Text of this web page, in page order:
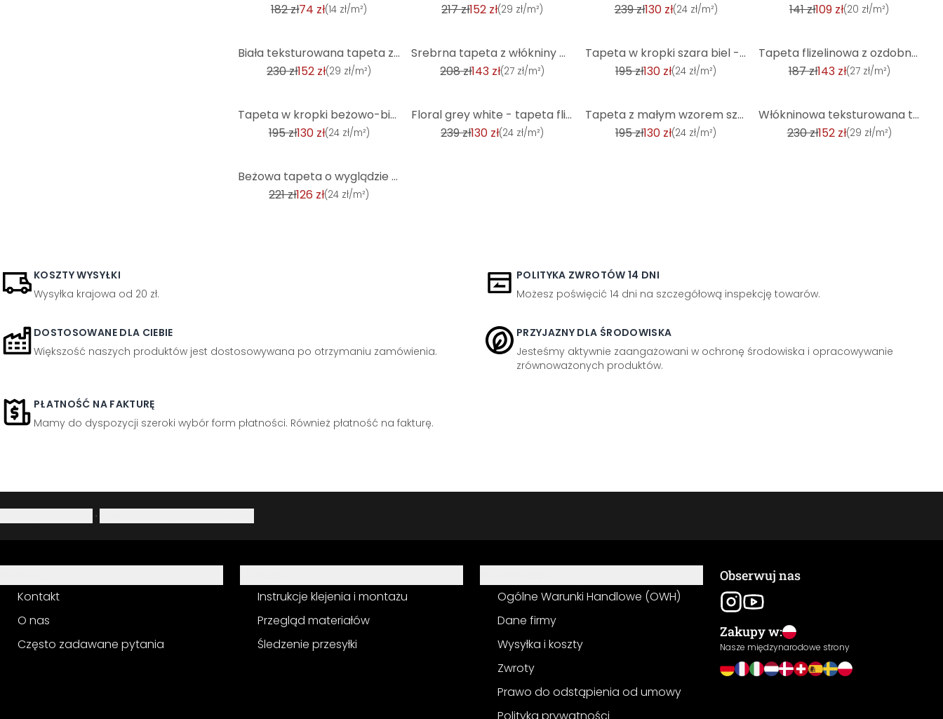
182 zł74 zł(14 zł/m²)
217 zł152 zł(29 zł/m²)
239 zł130 zł(24 zł/m²)
141 zł109 zł(20 zł/m²)
Biała teksturowana tapeta z włókniny o wyglądzie tynku do salonu i sypialni
230 zł152 zł(29 zł/m²)
Srebrna tapeta z włókniny w stylu industrialnym - tapeta vintage szara
208 zł143 zł(27 zł/m²)
Tapeta w kropki szara biel - włókninowa tapeta country house A.S. Création - matowa, jasna faktura
195 zł130 zł(24 zł/m²)
Tapeta flizelinowa z ozdobnym szarym ornamentem o wyglądzie betonu
187 zł143 zł(27 zł/m²)
Tapeta w kropki beżowo-biała - włókninowa tapeta country house A.S. Création - matowa, jasna faktura
195 zł130 zł(24 zł/m²)
Floral grey white - tapeta flizelinowa Country House A.S. Création - matowa i z lekką fakturą
239 zł130 zł(24 zł/m²)
Tapeta z małym wzorem szara biel - tapeta flizelinowa dom wiejski A.S. Création - matowa, jasna fakt
195 zł130 zł(24 zł/m²)
Włókninowa teksturowana tapeta odklejana i przyklejana szary beton tapeta industrialna vintage
230 zł152 zł(29 zł/m²)
Beżowa tapeta o wyglądzie drewna - nowoczesna drewniana tapeta z włókniny do salonu
221 zł126 zł(24 zł/m²)
KOSZTY WYSYŁKI
Wysyłka krajowa od 20 zł.
POLITYKA ZWROTÓW 14 DNI
Możesz poświęcić 14 dni na szczegółową inspekcję towarów.
DOSTOSOWANE DLA CIEBIE
Większość naszych produktów jest dostosowywana po otrzymaniu zamówienia.
PRZYJAZNY DLA ŚRODOWISKA
Jesteśmy aktywnie zaangażowani w ochronę środowiska i opracowywanie
zrównoważonych produktów.
PŁATNOŚĆ NA FAKTURĘ
Mamy do dyspozycji szeroki wybór form płatności. Również płatność na fakturę.
·
Kontakt
O nas
Często zadawane pytania
Instrukcje klejenia i montażu
Przegląd materiałów
Śledzenie przesyłki
Ogólne Warunki Handlowe (OWH)
Dane firmy
Wysyłka i koszty
Zwroty
Prawo do odstąpienia od umowy
Obserwuj nas
Zakupy w:
Nasze międzynarodowe strony